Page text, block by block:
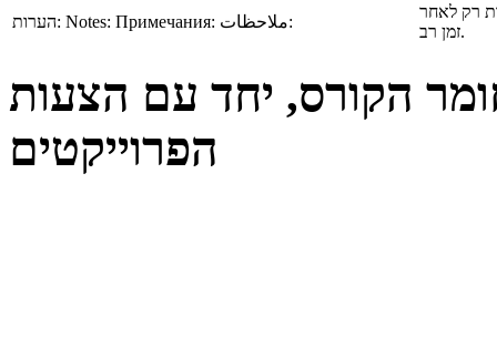
הערות: Notes: Примечания: ملاحظات:
רק לאחר
זמן רב.
הקורס, יחד עם הצעות
הפרוייקטים